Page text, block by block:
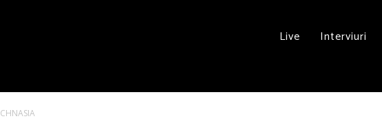
Live Interviuri